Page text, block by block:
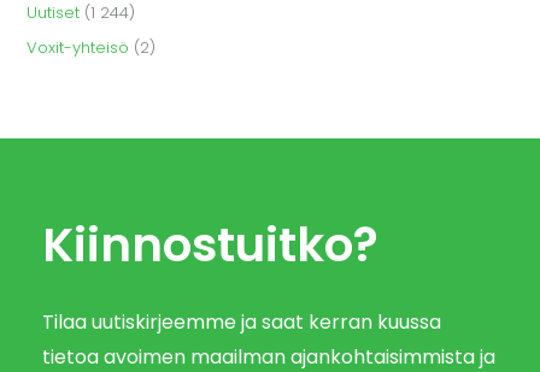
Uutiset (1 244)
Voxit-yhteisö (2)
Kiinnostuitko?
Tilaa uutiskirjeemme ja saat kerran kuussa
tietoa avoimen maailman ajankohtaisimmista ja